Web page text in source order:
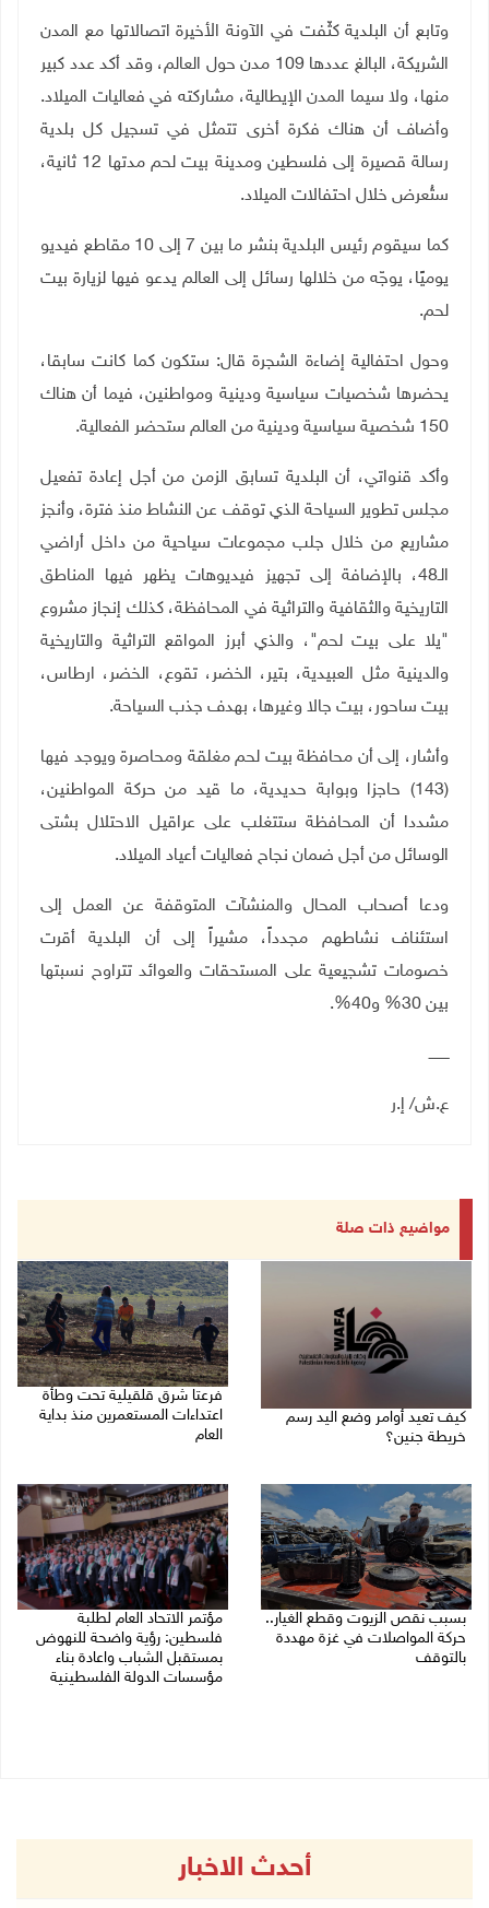
وتابع أن البلدية كثّفت في الآونة الأخيرة اتصالاتها مع المدن
الشريكة، البالغ عددها 109 مدن حول العالم، وقد أكد عدد كبير
منها، ولا سيما المدن الإيطالية، مشاركته في فعاليات الميلاد.
وأضاف أن هناك فكرة أخرى تتمثل في تسجيل كل بلدية
رسالة قصيرة إلى فلسطين ومدينة بيت لحم مدتها 12 ثانية،
ستُعرض خلال احتفالات الميلاد.
كما سيقوم رئيس البلدية بنشر ما بين 7 إلى 10 مقاطع فيديو
يوميًا، يوجّه من خلالها رسائل إلى العالم يدعو فيها لزيارة بيت
لحم.
وحول احتفالية إضاءة الشجرة قال: ستكون كما كانت سابقا،
يحضرها شخصيات سياسية ودينية ومواطنين، فيما أن هناك
150 شخصية سياسية ودينية من العالم ستحضر الفعالية
.
وأكد قنواتي، أن البلدية تسابق الزمن من أجل إعادة تفعيل
مجلس تطوير السياحة الذي توقف عن النشاط منذ فترة، وأنجز
مشاريع من خلال جلب مجموعات سياحية من داخل أراضي
الـ48، بالإضافة إلى تجهيز فيديوهات يظهر فيها المناطق
التاريخية والثقافية والتراثية في المحافظة، كذلك إنجاز مشروع
"يلا على بيت لحم"، والذي أبرز المواقع التراثية والتاريخية
والدينية مثل العبيدية، بتير، الخضر، تقوع، الخضر، ارطاس،
بيت ساحور، بيت جالا وغيرها، بهدف جذب السياحة.
وأشار، إلى أن محافظة بيت لحم مغلقة ومحاصرة ويوجد فيها
(143) حاجزا وبوابة حديدية، ما قيد من حركة المواطنين،
مشددا أن المحافظة ستتغلب على عراقيل الاحتلال بشتى
الوسائل من أجل ضمان نجاح فعاليات أعياد الميلاد.
ودعا أصحاب المحال والمنشآت المتوقفة عن العمل إلى
استئناف نشاطهم مجدداً، مشيراً إلى أن البلدية أقرت
خصومات تشجيعية على المستحقات والعوائد تتراوح نسبتها
بين 30% و40%.
ـــــــــ
ع.ش/ إ.ر
مواضيع ذات صلة
كيف تعيد أوامر وضع اليد رسم
خريطة جنين؟
فرعتا شرق قلقيلية تحت وطأة
اعتداءات المستعمرين منذ بداية
العام
بسبب نقص الزيوت وقطع الغيار..
حركة المواصلات في غزة مهددة
بالتوقف
مؤتمر الاتحاد العام لطلبة
فلسطين: رؤية واضحة للنهوض
بمستقبل الشباب واعادة بناء
مؤسسات الدولة الفلسطينية
أحدث الاخبار